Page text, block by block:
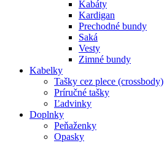
Kabáty
Kardigan
Prechodné bundy
Saká
Vesty
Zimné bundy
Kabelky
Tašky cez plece (crossbody)
Príručné tašky
Ľadvinky
Doplnky
Peňaženky
Opasky